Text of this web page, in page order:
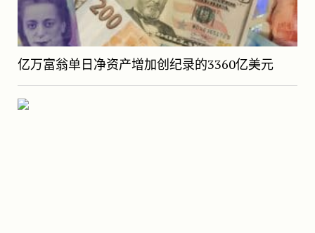
亿万富翁单日净资产增加创纪录的3360亿美元